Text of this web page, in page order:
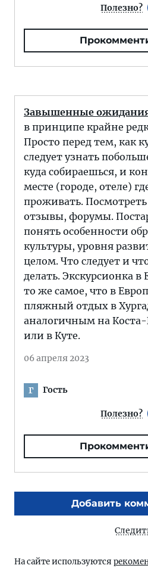
Полезно?
Завышенные
в принципе крайне
Просто перед тем, как
следует узнать
куда собираешься, и
месте (городе, отеле)
проживать.
отзывы, форумы.
понять особенности
культуры, уровня
целом. Что следует и
делать. Экскурсионка в
то же самое, что в
пляжный отдых в
аналогичным на Коста-
или в Куте.
06 апреля 2023
Г Гость
Полезно?
Добавить
На сайте используются